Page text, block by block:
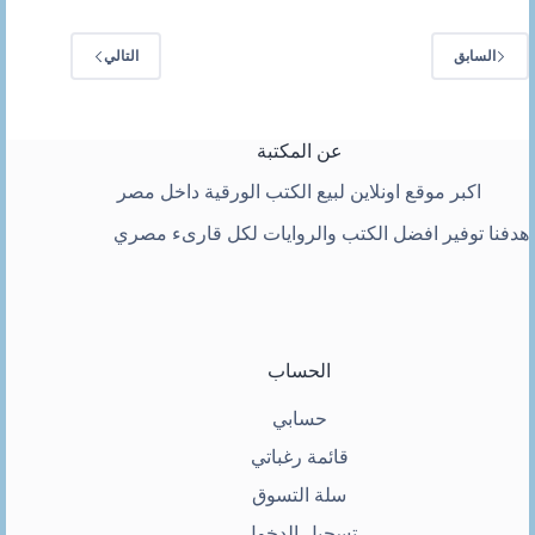
السابق التالي
عن المكتبة
اكبر موقع اونلاين لبيع الكتب الورقية داخل مصر
هدفنا توفير افضل الكتب والروايات لكل قارىء مصري
الحساب
حسابي
قائمة رغباتي
سلة التسوق